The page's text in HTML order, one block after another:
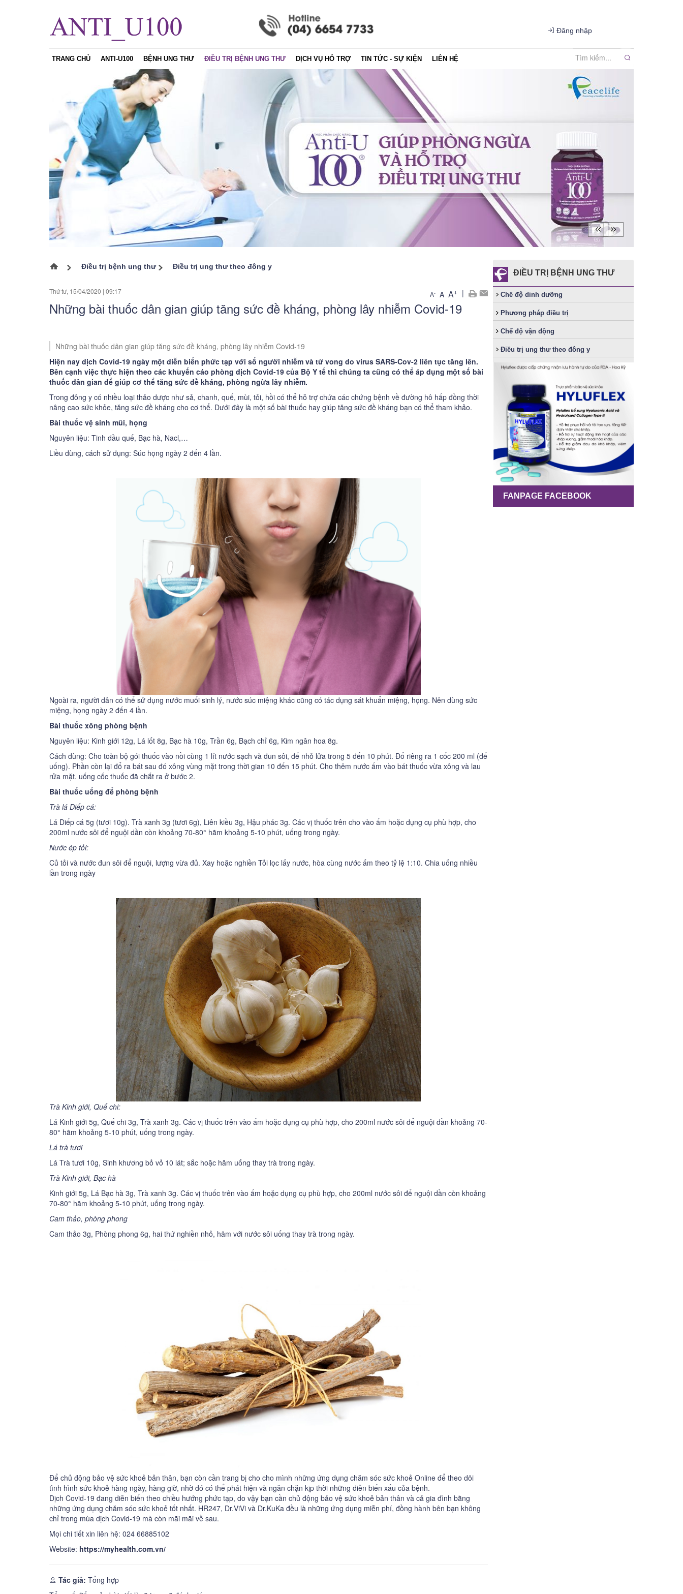
Đăng nhập
TRANG CHỦ ANTI-U100
Curcumin
Sản phẩm
Sâm ngọc linh
Chứng nhận
BỆNH UNG THƯ
Ung thư vú
Ung thư gan
Ung thư da
Ung thư phổi
Ung thư thanh quản
Ung thư thực quản
Ung thư tuyến giáp
Ung thư buồng trứng
Các bệnh ung thư khác
Ung thư máu
Ung thư tụy
Ung thư xương
ĐIỀU TRỊ BỆNH UNG THƯ
Phương pháp điều trị
Chế độ vận động
Điều trị ung thư theo đông y
DỊCH VỤ HỖ TRỢ
Cẩm nang anti-u100
TIN TỨC - SỰ KIỆN
Tin tức - sự kiện
Tin tức - báo chí
Hỏi đáp
LIÊN HỆ
Thông tin đại lý
Thông tin khuyến mãi
Trang chủ Điều trị bệnh ung thư Điều trị ung thư theo đông y
Thứ tư, 15/04/2020 | 09:17 A- A A+ |
Những bài thuốc dân gian giúp tăng sức đề kháng, phòng lây nhiễm Covid-19
Những bài thuốc dân gian giúp tăng sức đề kháng, phòng lây nhiễm Covid-19
Hiện nay dịch Covid-19 ngày một diễn biến phức tạp với số người nhiễm và tử vong do virus SARS-Cov-2 liên tục tăng lên.
Bên cạnh việc thực hiện theo các khuyến cáo phòng dịch Covid-19 của Bộ Y tế thì chúng ta cũng có thể áp dụng một số bài
thuốc dân gian để giúp cơ thể tăng sức đề kháng, phòng ngừa lây nhiễm.
Trong đông y có nhiều loại thảo dược như sả, chanh, quế, mùi, tỏi, hồi có thể hỗ trợ chứa các chứng bệnh về đường hô hấp đồng thời
nâng cao sức khỏe, tăng sức đề kháng cho cơ thể. Dưới đây là một số bài thuốc hay giúp tăng sức đề kháng bạn có thể tham khảo.
Bài thuốc vệ sinh mũi, họng
Nguyên liệu: Tinh dầu quế, Bạc hà, Nacl,…
Liều dùng, cách sử dụng: Súc họng ngày 2 đến 4 lần.
Ngoài ra, người dân có thể sử dụng nước muối sinh lý, nước súc miệng khác cũng có tác dụng sát khuẩn miệng, họng. Nên dùng sức
miệng, họng ngày 2 đến 4 lần.
Bài thuốc xông phòng bệnh
Nguyên liệu: Kinh giới 12g, Lá lốt 8g, Bạc hà 10g, Trần 6g, Bạch chỉ 6g, Kim ngân hoa 8g.
Cách dùng: Cho toàn bộ gói thuốc vào nồi cùng 1 lít nước sạch và đun sôi, để nhỏ lửa trong 5 đến 10 phút. Đổ riêng ra 1 cốc 200 ml (để
uống). Phần còn lại đổ ra bát sau đó xông vùng mặt trong thời gian 10 đến 15 phút. Cho thêm nước ấm vào bát thuốc vừa xông và lau
rửa mặt. uống cốc thuốc đã chắt ra ở bước 2.
Bài thuốc uống để phòng bệnh
Trà lá Diếp cá:
Lá Diếp cá 5g (tươi 10g). Trà xanh 3g (tươi 6g), Liên kiều 3g, Hậu phác 3g. Các vị thuốc trên cho vào ấm hoặc dụng cụ phù hợp, cho
200ml nước sôi để nguội dần còn khoảng 70-80° hãm khoảng 5-10 phút, uống trong ngày.
Nước ép tỏi:
Củ tỏi và nước đun sôi để nguội, lượng vừa đủ. Xay hoặc nghiền Tỏi lọc lấy nước, hòa cùng nước ấm theo tỷ lệ 1:10. Chia uống nhiều
lần trong ngày
Trà Kinh giới, Quế chi:
Lá Kinh giới 5g, Quế chi 3g, Trà xanh 3g. Các vị thuốc trên vào ấm hoặc dụng cụ phù hợp, cho 200ml nước sôi để nguội dần khoảng 70-
80° hãm khoảng 5-10 phút, uống trong ngày.
Lá trà tươi
Lá Trà tươi 10g, Sinh khương bỏ vỏ 10 lát; sắc hoặc hãm uống thay trà trong ngày.
Trà Kinh giới, Bạc hà
Kinh giới 5g, Lá Bạc hà 3g, Trà xanh 3g. Các vị thuốc trên vào ấm hoặc dụng cụ phù hợp, cho 200ml nước sôi để nguội dần còn khoảng
70-80° hãm khoảng 5-10 phút, uống trong ngày.
Cam thảo, phòng phong
Cam thảo 3g, Phòng phong 6g, hai thứ nghiền nhỏ, hãm với nước sôi uống thay trà trong ngày.
Để chủ động bảo vệ sức khoẻ bản thân, bạn còn cần trang bị cho cho mình những ứng dụng chăm sóc sức khoẻ Online để theo dõi
tình hình sức khoẻ hàng ngày, hàng giờ, nhờ đó có thể phát hiện và ngăn chặn kịp thời những diễn biến xấu của bệnh.
​​​Dịch Covid-19 đang diễn biến theo chiều hướng phức tạp, do vậy bạn cần chủ động bảo vệ sức khoẻ bản thân và cả gia đình bằng
những ứng dụng chăm sóc sức khoẻ tốt nhất. HR247, Dr.ViVi và Dr.KuKa đều là những ứng dụng miễn phí, đồng hành bên bạn không
chỉ trong mùa dịch Covid-19 mà còn mãi mãi về sau.
Mọi chi tiết xin liên hệ: 024 66885102
Website: https://myhealth.com.vn/
Tác giả: Tổng hợp
ĐIỀU TRỊ BỆNH UNG THƯ
Chế độ dinh dưỡng
Phương pháp điều trị
Chế độ vận động
Điều trị ung thư theo đông y
FANPAGE FACEBOOK